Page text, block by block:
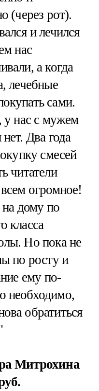
(через рот).
и лечился
нас
а когда
лечебные
сами.
у нас с мужем
Два года
смесей
читатели
огромное!
на дому по
класса
Но пока не
по росту и
ему по-
необходимо,
обратиться
Митрохина